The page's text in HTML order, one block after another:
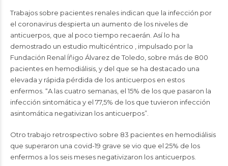
Trabajos sobre pacientes renales indican que la infección por
el coronavirus despierta un aumento de los niveles de
anticuerpos, que al poco tiempo recaerán. Así lo ha
demostrado un estudio multicéntrico , impulsado por la
Fundación Renal Íñigo Álvarez de Toledo, sobre más de 800
pacientes en hemodiálisis, y del que se ha destacado una
elevada y rápida pérdida de los anticuerpos en estos
enfermos. “A las cuatro semanas, el 15% de los que pasaron la
infección sintomática y el 77,5% de los que tuvieron infección
asintomática negativizan los anticuerpos”.
Otro trabajo retrospectivo sobre 83 pacientes en hemodiálisis
que superaron una covid-19 grave se vio que el 25% de los
enfermos a los seis meses negativizaron los anticuerpos.